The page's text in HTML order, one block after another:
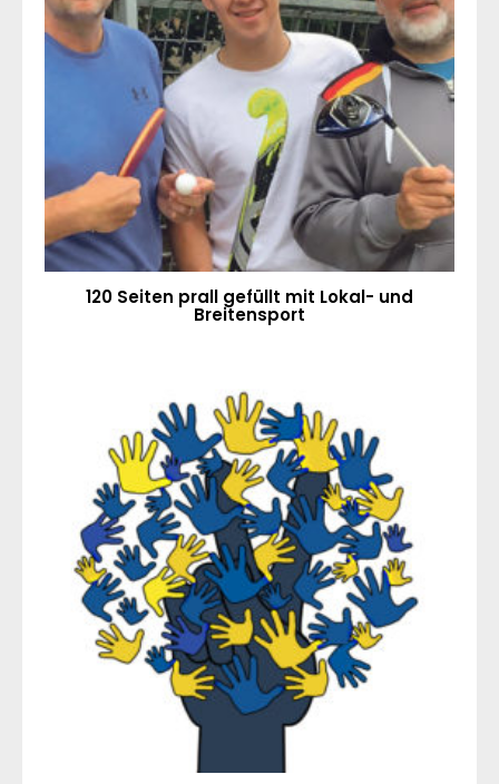
120 Seiten prall gefüllt mit Lokal- und
Breitensport